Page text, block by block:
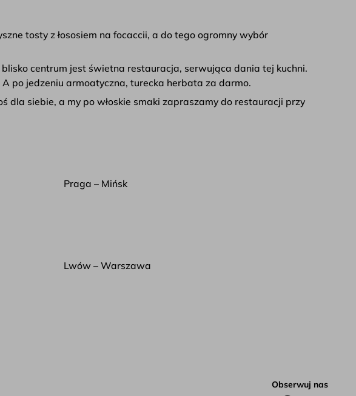
tosty z łososiem na focaccii, a do tego ogromny wybór
centrum jest świetna restauracja, serwująca dania tej kuchni.
po jedzeniu armoatyczna, turecka herbata za darmo.
dla siebie, a my po włoskie smaki zapraszamy do restauracji przy
Praga – Mińsk
Lwów – Warszawa
Obserwuj nas